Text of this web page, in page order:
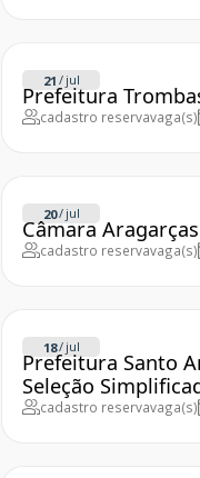
21 / jul
Prefeitura
cadastro reservavaga(s)
20/ jul
Câmara
cadastro reservavaga(s)
18/ jul
Prefeitura Santo
Seleção
cadastro reservavaga(s)